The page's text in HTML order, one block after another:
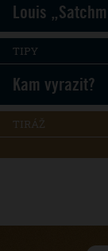
Louis
TIPY
Kam vyrazit?
TIRÁŽ